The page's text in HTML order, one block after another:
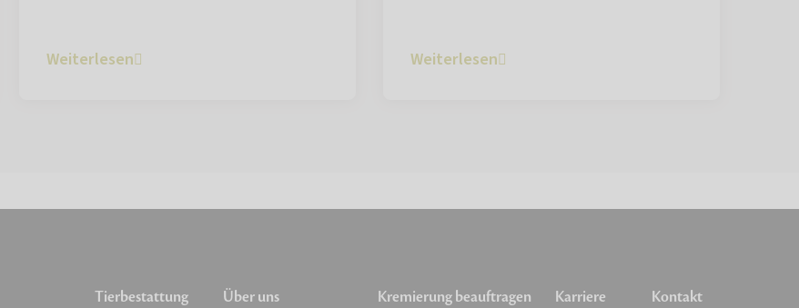
Weiterlesen Weiterlesen
Tierbestattung Über uns Kremierung beauftragen Karriere Kontakt